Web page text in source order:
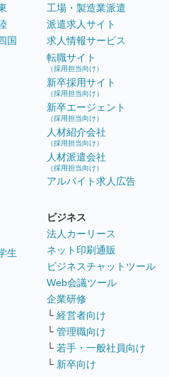
国
生
工場・製造業派遣
派遣求人サイト
求人情報サービス
転職サイト
（採用担当向け）
新卒採用サイト
（採用担当向け）
新卒エージェント
（採用担当向け）
人材紹介会社
（採用担当向け）
人材派遣会社
（採用担当向け）
アルバイト求人広告
ビジネス
法人カーリース
ネット印刷通販
ビジネスチャットツール
Web会議ツール
企業研修
└ 経営者向け
└ 管理職向け
└ 若手・一般社員向け
└ 新卒向け